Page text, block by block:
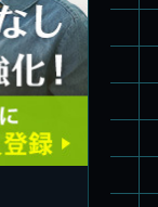
ロー